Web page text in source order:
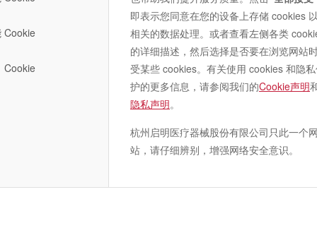
作为公司核心产品的TAVR产品，VenusA系列产品已于中
国市场总植入量已超过15,000例。除中国、泰国以外，该
系列产品早前已于阿根廷获批上市。此次乌拉圭的获批，
也将惠及更多南美洲TAVR患者，为其带来更优的中国智
均年龄已达84岁，首例病人已完成11年长期随访。从长期
结果来看，超声数据所显示的瓣膜峰值流速、瓣膜平均跨
著改善，并且持续保持良好稳定状态；此外，约80%的受
Cookie
Cookie
即表示您同意在您的设备上存储 cookies
相关的数据处理。或者查看左侧各类
的详细描述，然后选择是否要在浏览网站
受某些 cookies。有关使用 cookies 和隐
护的更多信息，请参阅我们的Cookie声明
隐私声明。
杭州启明医疗器械股份有限公司只此一个
站，请仔细辨别，增强网络安全意识。